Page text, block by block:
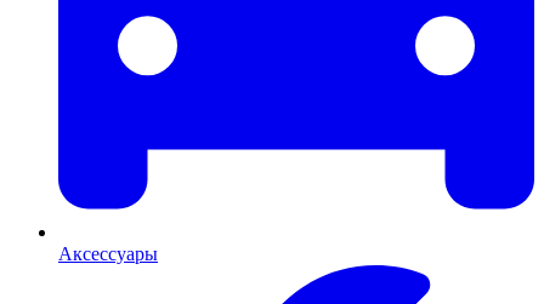
Аксессуары